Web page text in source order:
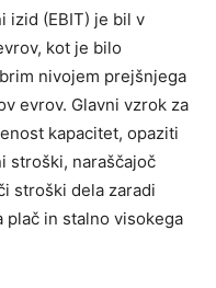
izid (EBIT) je bil v
kot je bilo
nivojem prejšnjega
evrov. Glavni vzrok za
kapacitet, opaziti
stroški, naraščajoč
stroški dela zaradi
plač in stalno visokega